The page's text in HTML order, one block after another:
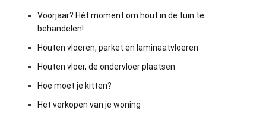
Voorjaar? Hét moment om hout in de tuin te
behandelen!
Houten vloeren, parket en laminaatvloeren
Houten vloer, de ondervloer plaatsen
Hoe moet je kitten?
Het verkopen van je woning